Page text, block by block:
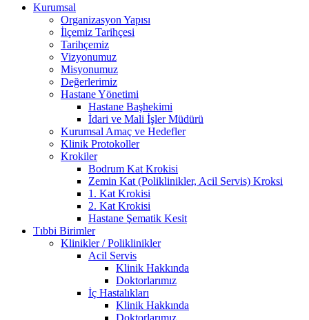
Kurumsal
Organizasyon Yapısı
İlçemiz Tarihçesi
Tarihçemiz
Vizyonumuz
Misyonumuz
Değerlerimiz
Hastane Yönetimi
Hastane Başhekimi
İdari ve Mali İşler Müdürü
Kurumsal Amaç ve Hedefler
Klinik Protokoller
Krokiler
Bodrum Kat Krokisi
Zemin Kat (Poliklinikler, Acil Servis) Kroksi
1. Kat Krokisi
2. Kat Krokisi
Hastane Şematik Kesit
Tıbbi Birimler
Klinikler / Poliklinikler
Acil Servis
Klinik Hakkında
Doktorlarımız
İç Hastalıkları
Klinik Hakkında
Doktorlarımız